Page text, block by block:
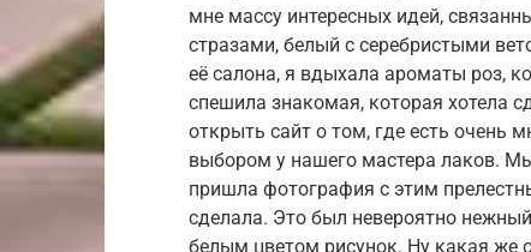
мне массу интересных идей,
стразами, белый с серебристыми
её салона, я вдыхала ароматы роз,
спешила знакомая, которая хотела
открыть сайт о том, где есть очень
выбором у нашего мастера лаков.
пришла фотография с этим
сделала. Это был невероятно
белым цветом рисунок. Ну какая же